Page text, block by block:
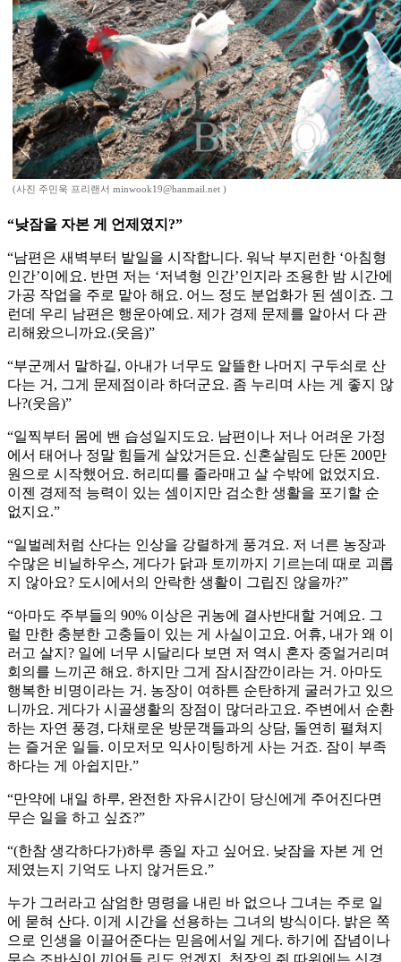
(사진 주민욱 프리랜서 minwook19@hanmail.net )
“낮잠을 자본 게 언제였지?”
“남편은 새벽부터 밭일을 시작합니다. 워낙 부지런한 ‘아침형
인간’이에요. 반면 저는 ‘저녁형 인간’인지라 조용한 밤 시간에
가공 작업을 주로 맡아 해요. 어느 정도 분업화가 된 셈이죠. 그
런데 우리 남편은 행운아예요. 제가 경제 문제를 알아서 다 관
리해왔으니까요.(웃음)”
“부군께서 말하길, 아내가 너무도 알뜰한 나머지 구두쇠로 산
다는 거, 그게 문제점이라 하더군요. 좀 누리며 사는 게 좋지 않
나?(웃음)”
“일찍부터 몸에 밴 습성일지도요. 남편이나 저나 어려운 가정
에서 태어나 정말 힘들게 살았거든요. 신혼살림도 단돈 200만
원으로 시작했어요. 허리띠를 졸라매고 살 수밖에 없었지요.
이젠 경제적 능력이 있는 셈이지만 검소한 생활을 포기할 순
없지요.”
“일벌레처럼 산다는 인상을 강렬하게 풍겨요. 저 너른 농장과
수많은 비닐하우스, 게다가 닭과 토끼까지 기르는데 때로 괴롭
지 않아요? 도시에서의 안락한 생활이 그립진 않을까?”
“아마도 주부들의 90% 이상은 귀농에 결사반대할 거예요. 그
럴 만한 충분한 고충들이 있는 게 사실이고요. 어휴, 내가 왜 이
러고 살지? 일에 너무 시달리다 보면 저 역시 혼자 중얼거리며
회의를 느끼곤 해요. 하지만 그게 잠시잠깐이라는 거. 아마도
행복한 비명이라는 거. 농장이 여하튼 순탄하게 굴러가고 있으
니까요. 게다가 시골생활의 장점이 많더라고요. 주변에서 순환
하는 자연 풍경, 다채로운 방문객들과의 상담, 돌연히 펼쳐지
는 즐거운 일들. 이모저모 익사이팅하게 사는 거죠. 잠이 부족
하다는 게 아쉽지만.”
“만약에 내일 하루, 완전한 자유시간이 당신에게 주어진다면
무슨 일을 하고 싶죠?”
“(한참 생각하다가)하루 종일 자고 싶어요. 낮잠을 자본 게 언
제였는지 기억도 나지 않거든요.”
누가 그러라고 삼엄한 명령을 내린 바 없으나 그녀는 주로 일
에 묻혀 산다. 이게 시간을 선용하는 그녀의 방식이다. 밝은 쪽
으로 인생을 이끌어준다는 믿음에서일 게다. 하기에 잡념이나